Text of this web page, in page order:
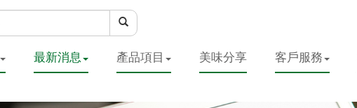
最新消息 產品項目 美味分享 客戶服務